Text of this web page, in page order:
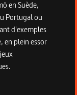
en Suède,
Portugal ou
d'exemples
en plein essor